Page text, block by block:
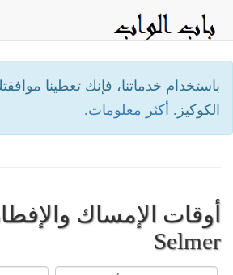
باستخدام خدماتنا، فإنك تعطينا
الكوكيز. أكثر معلومات.
أوقات الإمساك
Selmer